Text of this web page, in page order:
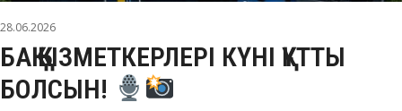
28.06.2026
БАҚ ҚЫЗМЕТКЕРЛЕРІ КҮНІ ҚҰТТЫ
БОЛСЫН!